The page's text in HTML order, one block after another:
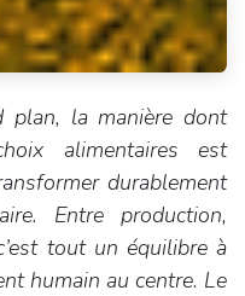
plan, la manière dont
alimentaires est
durablement
Entre production,
tout un équilibre à
humain au centre. Le